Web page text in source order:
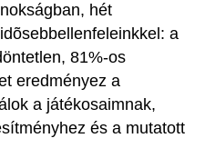
hét
a
81%-os
eredményez a
a játékosaimnak,
és a mutatott